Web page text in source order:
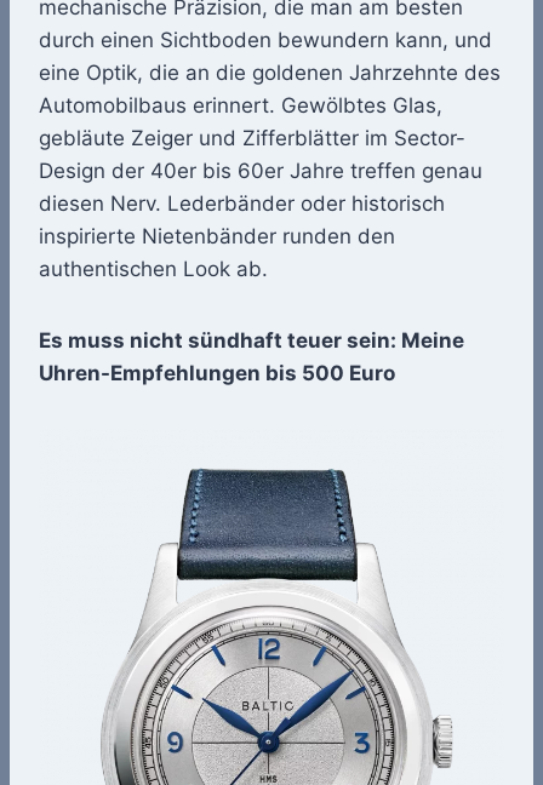
mechanische Präzision, die man am besten
durch einen Sichtboden bewundern kann, und
eine Optik, die an die goldenen Jahrzehnte des
Automobilbaus erinnert. Gewölbtes Glas,
gebläute Zeiger und Zifferblätter im Sector-
Design der 40er bis 60er Jahre treffen genau
diesen Nerv. Lederbänder oder historisch
inspirierte Nietenbänder runden den
authentischen Look ab.
Es muss nicht sündhaft teuer sein: Meine
Uhren-Empfehlungen bis 500 Euro